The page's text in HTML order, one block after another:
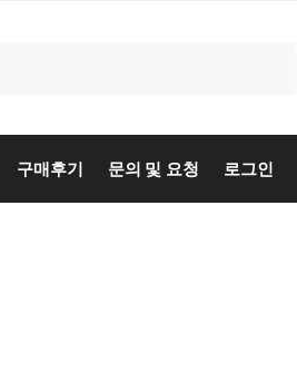
구매후기 문의 및 요청 로그인